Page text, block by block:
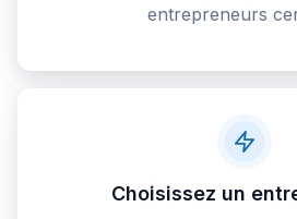
entrepreneurs
Choisissez un